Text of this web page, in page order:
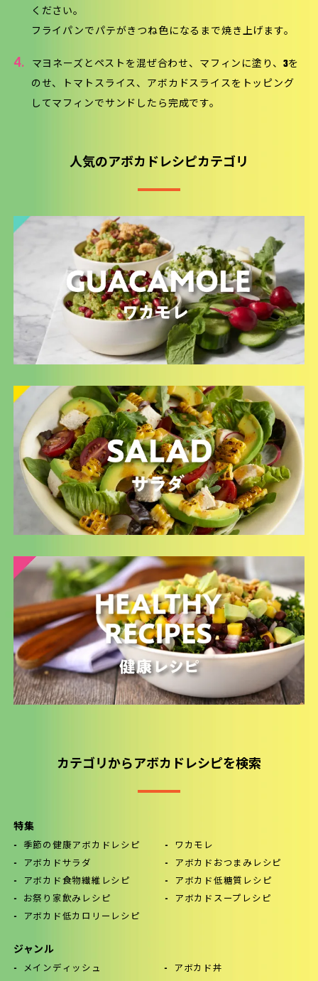
ください。
フライパンでパテがきつね色になるまで焼き上げます。
4.
マヨネーズとペストを混ぜ合わせ、マフィンに塗り、3を
のせ、トマトスライス、アボカドスライスをトッピング
してマフィンでサンドしたら完成です。
人気のアボカドレシピカテゴリ
カテゴリからアボカドレシピを検索
特集
季節の健康アボカドレシピ ワカモレ
アボカドサラダ アボカドおつまみレシピ
アボカド食物繊維レシピ アボカド低糖質レシピ
お祭り家飲みレシピ アボカドスープレシピ
アボカド低カロリーレシピ
ジャンル
メインディッシュ アボカド丼